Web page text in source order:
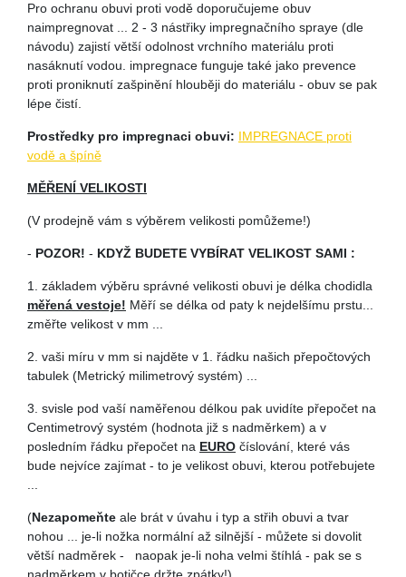
Pro ochranu obuvi proti vodě doporučujeme obuv
naimpregnovat ... 2 - 3 nástřiky impregnačního spraye (dle
návodu) zajistí větší odolnost vrchního materiálu proti
nasáknutí vodou. impregnace funguje také jako prevence
proti proniknutí zašpinění hlouběji do materiálu - obuv se pak
lépe čistí.
Prostředky pro impregnaci obuvi: IMPREGNACE proti
vodě a špíně
MĚŘENÍ VELIKOSTI
(V prodejně vám s výběrem velikosti pomůžeme!)
- POZOR! - KDYŽ BUDETE VYBÍRAT VELIKOST SAMI :
1. základem výběru správné velikosti obuvi je délka chodidla
měřená vestoje! Měří se délka od paty k nejdelšímu prstu...
změřte velikost v mm ...
2. vaši míru v mm si najděte v 1. řádku našich přepočtových
tabulek (Metrický milimetrový systém) ...
3. svisle pod vaší naměřenou délkou pak uvidíte přepočet na
Centimetrový systém (hodnota již s nadměrkem) a v
posledním řádku přepočet na EURO číslování, které vás
bude nejvíce zajímat - to je velikost obuvi, kterou potřebujete
(Nezapomeňte ale brát v úvahu i typ a střih obuvi a tvar
nohou ... je-li nožka normální až silnější - můžete si dovolit
větší nadměrek - naopak je-li noha velmi štíhlá - pak se s